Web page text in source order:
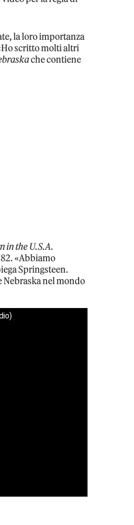
la loro importanza
scritto molti altri
che contiene
in the U.S.A.
«Abbiamo
Springsteen.
Nebraska nel mondo